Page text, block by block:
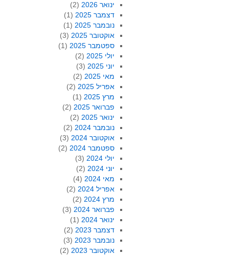
ינואר 2026
(2)
דצמבר 2025
(1)
נובמבר 2025
(1)
אוקטובר 2025
(3)
ספטמבר 2025
(1)
יולי 2025
(2)
יוני 2025
(3)
מאי 2025
(2)
אפריל 2025
(2)
מרץ 2025
(1)
פברואר 2025
(2)
ינואר 2025
(2)
נובמבר 2024
(2)
אוקטובר 2024
(3)
ספטמבר 2024
(2)
יולי 2024
(3)
יוני 2024
(2)
מאי 2024
(4)
אפריל 2024
(2)
מרץ 2024
(2)
פברואר 2024
(3)
ינואר 2024
(1)
דצמבר 2023
(2)
נובמבר 2023
(3)
אוקטובר 2023
(2)